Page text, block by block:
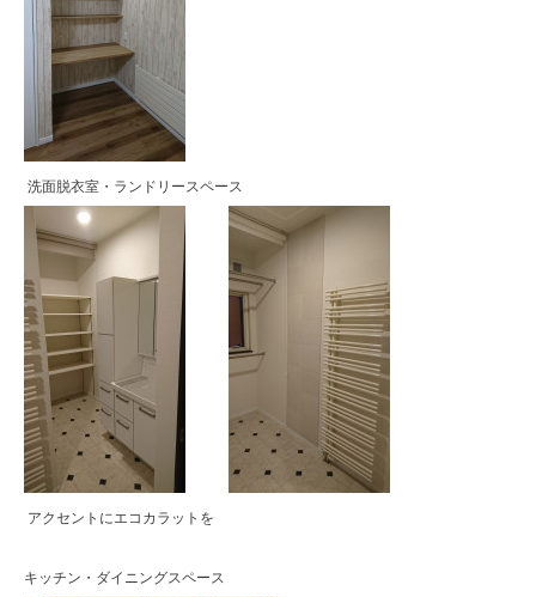
洗面脱衣室・ランドリースペース
アクセントにエコカラットを
キッチン・ダイニングスペース